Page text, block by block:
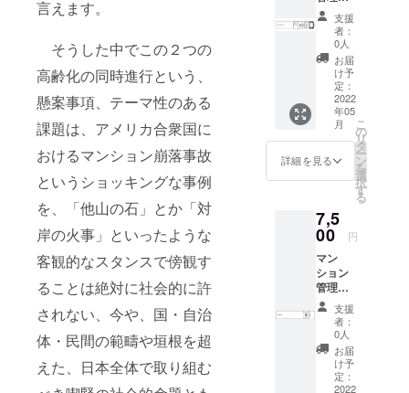
言えます。
そうした中でこの２つの
高齢化の同時進行という、
懸案事項、テーマ性のある
課題は、アメリカ合衆国に
おけるマンション崩落事故
というショッキングな事例
を、「他山の石」とか「対
岸の火事」といったような
客観的なスタンスで傍観す
ることは絶対に社会的に許
されない、今や、国・自治
体・民間の範疇や垣根を超
えた、日本全体で取り組む
財団法人を
き、約２１
億円を県に
ファンド
バック。
公共政策、
都市計画、
建築等分野
リスト。知
的財産権者
でもある。
【マンショ
ン管理士
２０１９年
に初登録。
士.com
オリジ
ナル i
phone
カバー
（手帳
タイ
プ） -対
応機
種：
iphone1
3
支援
者：
0人
お届
け予
定：
2022
年05
月
詳細を見る
こ
の
リ
タ
ー
ン
を
選
択
す
る
7,5
00 円
マン
ション
管理
士.com
マグ
カップ -
サイ
ズ：約
105×92
×80（m
支援
者：
0人
お届
け予
定：
2022